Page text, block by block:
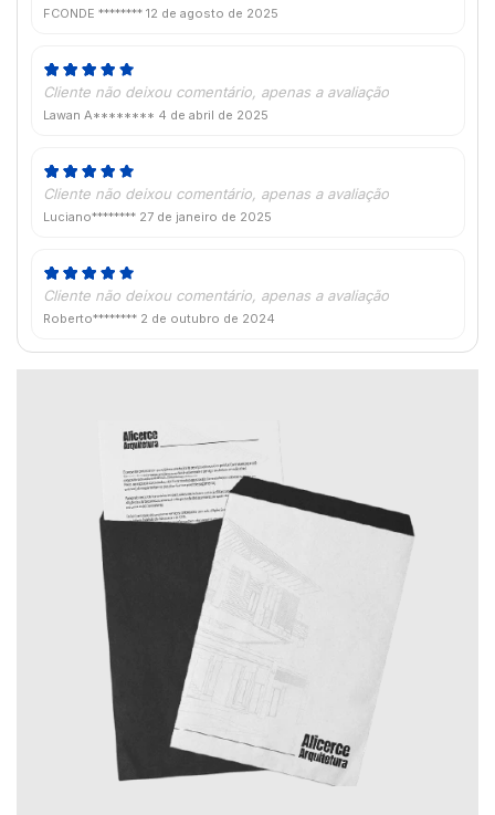
FCONDE ******** 12 de agosto de 2025
Cliente não deixou comentário, apenas a avaliação
Lawan A******** 4 de abril de 2025
Cliente não deixou comentário, apenas a avaliação
Luciano******** 27 de janeiro de 2025
Cliente não deixou comentário, apenas a avaliação
Roberto******** 2 de outubro de 2024